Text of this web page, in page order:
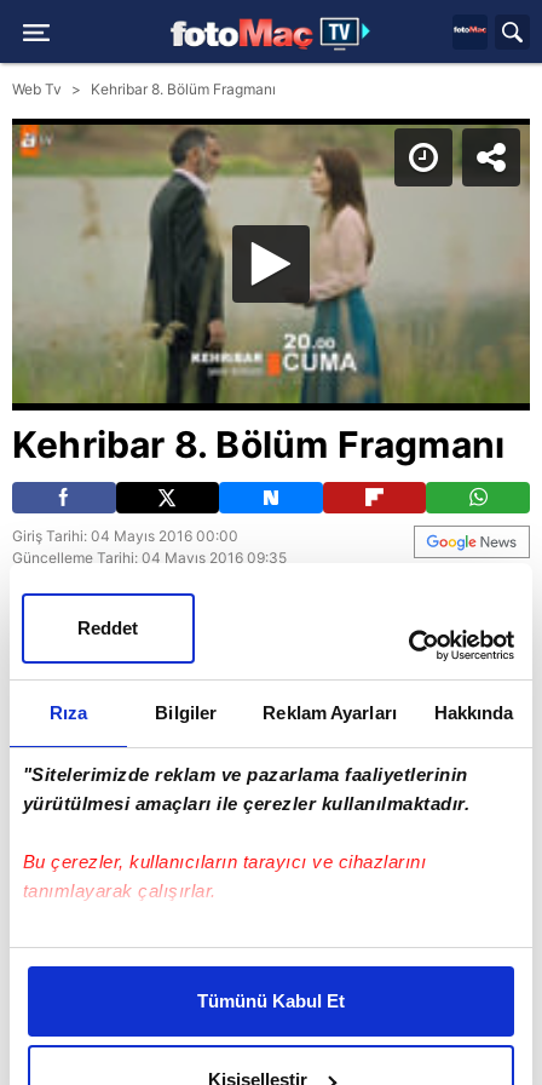
Rıza Bilgiler Reklam Ayarları Hakkında
"Sitelerimizde reklam ve pazarlama faaliyetlerinin
yürütülmesi amaçları ile çerezler kullanılmaktadır.
Bu çerezler, kullanıcıların tarayıcı ve cihazlarını
tanımlayarak çalışırlar.
Bu çerezlere izin vermeniz halinde sizlere özel
daha iyi reklam deneyimi yaşatabiliriz. Bunu yaparken
amacımızın size daha iyi bir reklam deneyimi sunmak
Tümünü Kabul Et
Kişiselleştir
Reddet
Web Tv Kehribar 8. Bölüm Fragmanı
Kehribar 8. Bölüm Fragmanı
Giriş Tarihi: 04 Mayıs 2016 00:00
Güncelleme Tarihi: 04 Mayıs 2016 09:35